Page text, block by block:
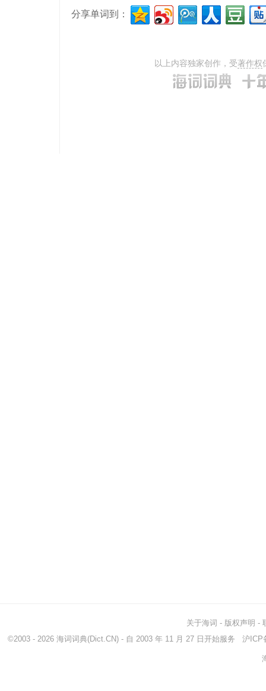
分享单词到：
以上内容独家创作，受著作权
关于海词 - 版权声明 -
©2003 - 2026 海词词典(Dict.CN) - 自 2003 年 11 月 27 日开始服务 沪ICP